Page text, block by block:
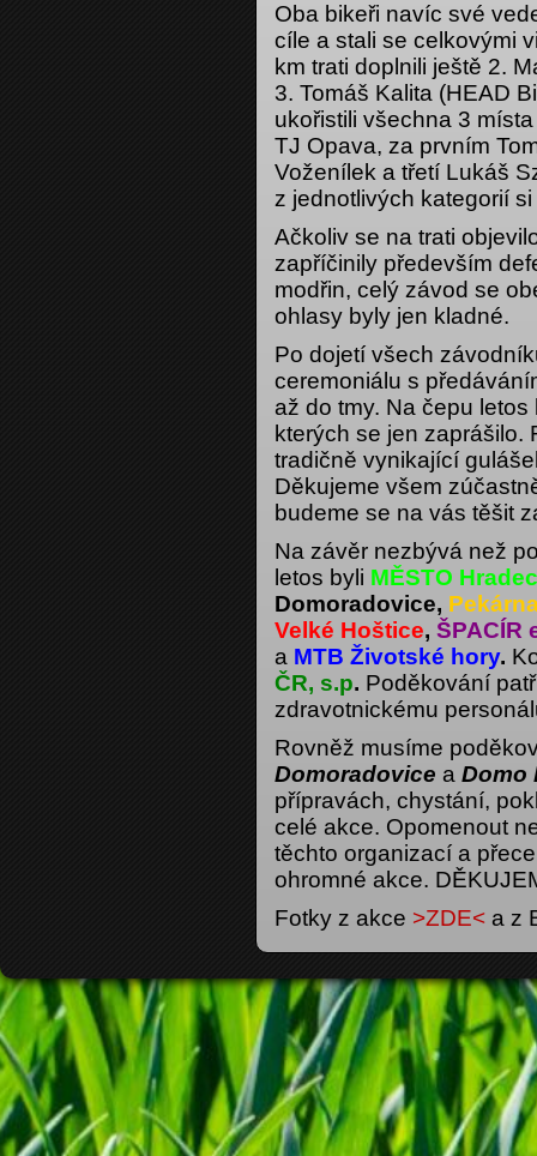
Oba bikeři navíc své
cíle a stali se celkovými
km trati doplnili ještě 2.
3. Tomáš Kalita (HEAD
ukořistili všechna 3
TJ Opava, za prvním
Voženílek a třetí Lukáš
z jednotlivých kategorií
Ačkoliv se na trati
zapříčinily především
modřin, celý závod se
ohlasy byly jen kladné.
Po dojetí všech
ceremoniálu s
až do tmy. Na čepu
kterých se jen zaprášilo.
tradičně vynikající
Děkujeme všem
budeme se na vás těšit
Na závěr nezbývá než
letos byli MĚSTO
Domoradovice,
Velké Hoštice, ŠPACÍR
a MTB Životské hory.
ČR, s.p. Poděkování
zdravotnickému
Rovněž musíme
Domoradovice a Domo
přípravách, chystání,
celé akce. Opomenout
těchto organizací a
ohromné akce.
Fotky z akce >ZDE< a z